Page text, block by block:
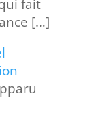
fait
[…]